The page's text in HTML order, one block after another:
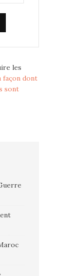
les
façon dont
sont